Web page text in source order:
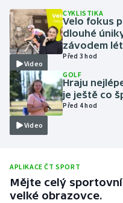
Lezení
Lyže a snowboard
Moderní pětiboj
Motorsport
Parasport
Video
CYKLISTIKA
Velo fokus
dlouhé
závodem
Před 3 hod
Video
GOLF
Hraju
je ještě co
Před 4 hod
APLIKACE ČT SPORT
Mějte celý
velké obrazovce.